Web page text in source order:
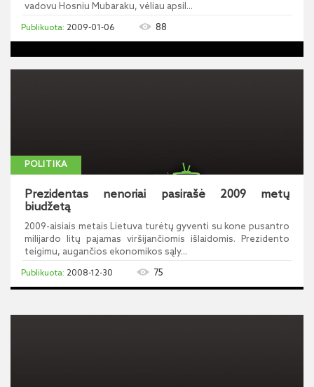
vadovu Hosniu Mubaraku, vėliau apsil...
2009-01-06 88
POLITIKA
Prezidentas nenoriai pasirašė 2009 metų
biudžetą
2009-aisiais metais Lietuva turėtų gyventi su kone pusantro
milijardo litų pajamas viršijančiomis išlaidomis. Prezidento
teigimu, augančios ekonomikos sąly...
2008-12-30 75